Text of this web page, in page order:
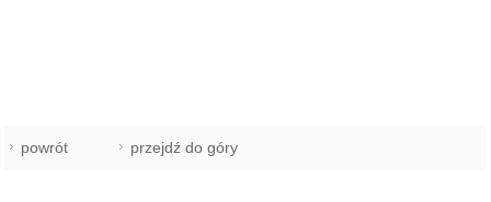
powrót przejdź do góry